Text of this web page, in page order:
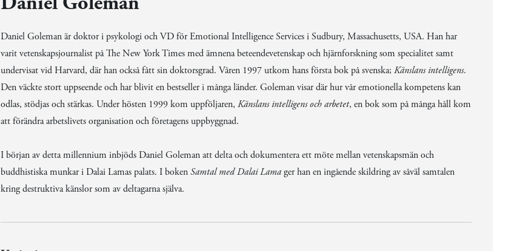
Daniel Goleman är doktor i psykologi och VD för Emotional Intelligence Services i Sudbury, Massachusetts, USA. Han har
varit vetenskapsjournalist på The New York Times med ämnena beteendevetenskap och hjärnforskning som specialitet samt
undervisat vid Harvard, där han också fått sin doktorsgrad. Våren 1997 utkom hans första bok på svenska; Känslans intelligens.
Den väckte stort uppseende och har blivit en bestseller i många länder. Goleman visar där hur vår emotionella kompetens kan
odlas, stödjas och stärkas. Under hösten 1999 kom uppföljaren, Känslans intelligens och arbetet, en bok som på många håll kom
att förändra arbetslivets organisation och företagens uppbyggnad.
I början av detta millennium inbjöds Daniel Goleman att delta och dokumentera ett möte mellan vetenskapsmän och
buddhistiska munkar i Dalai Lamas palats. I bokenSamtal med Dalai Lamager han en ingående skildring av såväl samtalen
kring destruktiva känslor som av deltagarna själva.